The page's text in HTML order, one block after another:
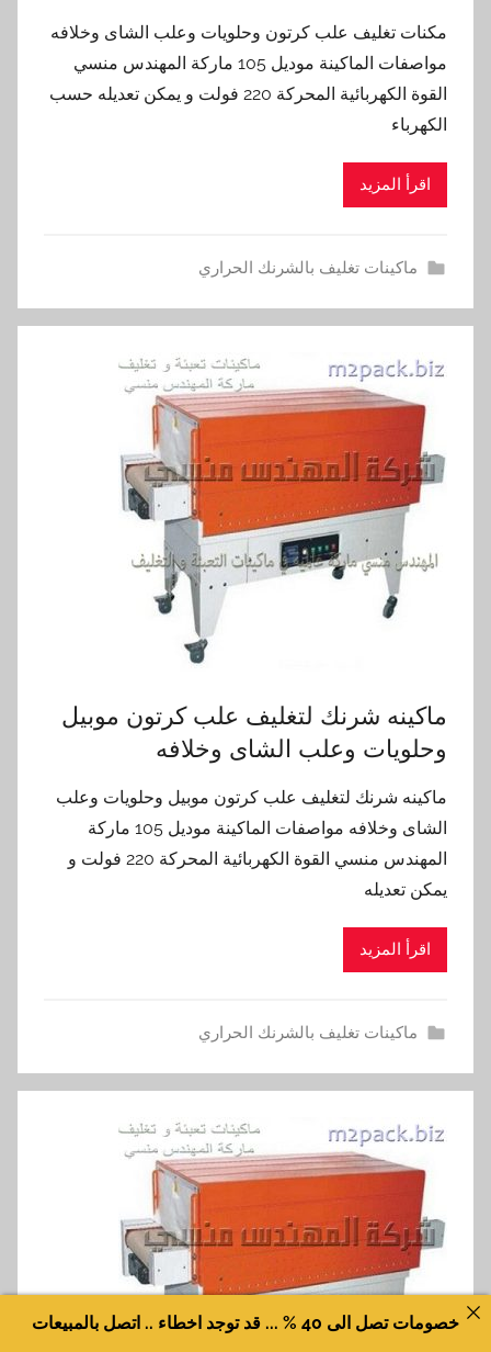
مكنات تغليف علب كرتون وحلويات وعلب الشاى وخلافه
مواصفات الماكينة موديل 105 ماركة المهندس منسي
القوة الكهربائية المحركة 220 فولت و يمكن تعديله حسب
الكهرباء
اقرأ المزيد
ماكينات تغليف بالشرنك الحراري
ماكينه شرنك لتغليف علب كرتون موبيل
وحلويات وعلب الشاى وخلافه
ماكينه شرنك لتغليف علب كرتون موبيل وحلويات وعلب
الشاى وخلافه مواصفات الماكينة موديل 105 ماركة
المهندس منسي القوة الكهربائية المحركة 220 فولت و
يمكن تعديله
اقرأ المزيد
ماكينات تغليف بالشرنك الحراري
خصومات تصل الى 40 % ... قد توجد اخطاء .. اتصل بالمبيعات